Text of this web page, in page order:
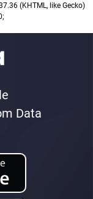
Data
(KHTML, like Gecko)